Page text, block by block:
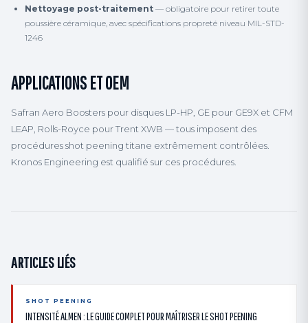
Nettoyage post-traitement — obligatoire pour retirer toute
poussière céramique, avec spécifications propreté niveau MIL-STD-
1246
APPLICATIONS ET OEM
Safran Aero Boosters pour disques LP-HP, GE pour GE9X et CFM
LEAP, Rolls-Royce pour Trent XWB — tous imposent des
procédures shot peening titane extrêmement contrôlées.
Kronos Engineering est qualifié sur ces procédures.
ARTICLES LIÉS
SHOT PEENING
INTENSITÉ ALMEN : LE GUIDE COMPLET POUR MAÎTRISER LE SHOT PEENING